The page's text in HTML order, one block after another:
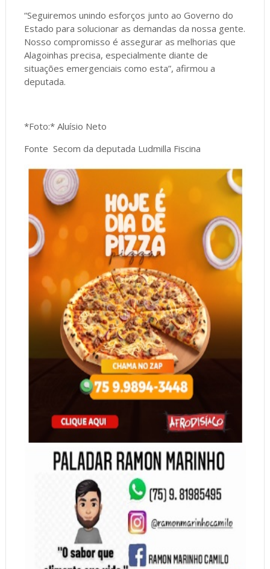
“Seguiremos unindo esforços junto ao Governo do
Estado para solucionar as demandas da nossa gente.
Nosso compromisso é assegurar as melhorias que
Alagoinhas precisa, especialmente diante de
situações emergenciais como esta”, afirmou a
deputada.
*Foto:* Aluísio Neto
Fonte Secom da deputada Ludmilla Fiscina